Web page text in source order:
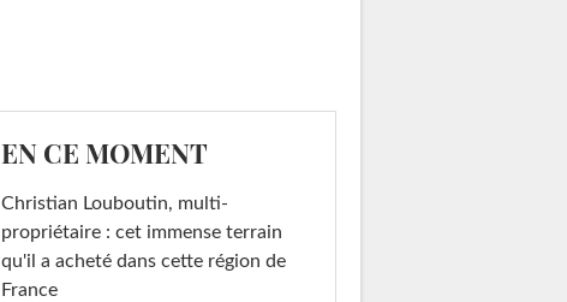
EN CE MOMENT
Christian Louboutin, multi-
propriétaire : cet immense terrain
qu'il a acheté dans cette région de
France